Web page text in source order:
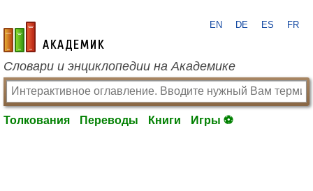
academic.ru
EN DE ES FR
Словари и энциклопедии на Академике
Толкования Переводы Книги Игры ⚽